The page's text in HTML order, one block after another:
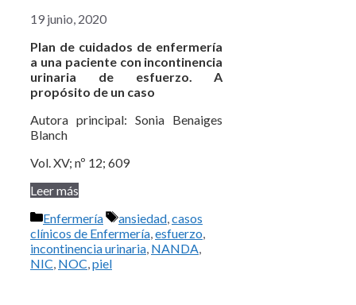
19 junio, 2020
Plan de cuidados de enfermería
a una paciente con incontinencia
urinaria de esfuerzo. A
propósito de un caso
Autora principal: Sonia Benaiges
Blanch
Vol. XV; nº 12; 609
Leer más
Categorías
Enfermería Etiquetas
ansiedad,casos
clínicos de Enfermería,esfuerzo,
incontinencia urinaria, NANDA,
NIC, NOC,piel